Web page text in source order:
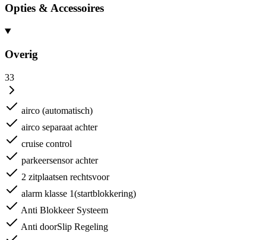
Opties & Accessoires
Overig
33
airco (automatisch)
airco separaat achter
cruise control
parkeersensor achter
2 zitplaatsen rechtsvoor
alarm klasse 1(startblokkering)
Anti Blokkeer Systeem
Anti doorSlip Regeling